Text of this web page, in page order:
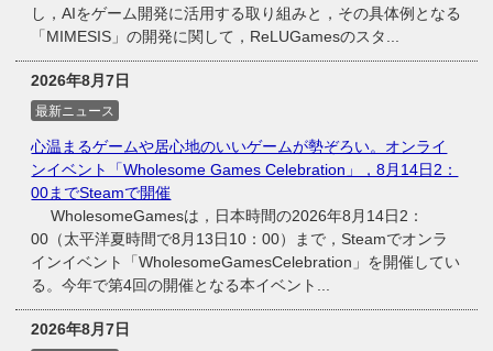
し，AIをゲーム開発に活用する取り組みと，その具体例となる
「MIMESIS」の開発に関して，ReLUGamesのスタ...
2026年8月7日
最新ニュース
心温まるゲームや居心地のいいゲームが勢ぞろい。オンライ
ンイベント「Wholesome Games Celebration」，8月14日2：
00までSteamで開催
WholesomeGamesは，日本時間の2026年8月14日2：
00（太平洋夏時間で8月13日10：00）まで，Steamでオンラ
インイベント「WholesomeGamesCelebration」を開催してい
る。今年で第4回の開催となる本イベント...
2026年8月7日